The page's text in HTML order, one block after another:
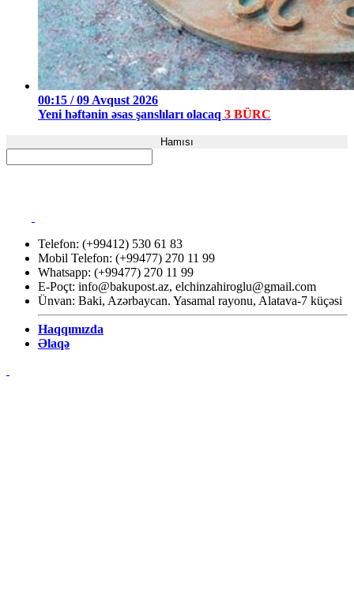
00:15 / 09 Avqust 2026
Yeni həftənin əsas şanslıları olacaq 3 BÜRC
Hamısı
Telefon: (+99412) 530 61 83
Mobil Telefon: (+99477) 270 11 99
Whatsapp: (+99477) 270 11 99
E-Poçt: info@bakupost.az, elchinzahiroglu@gmail.com
Ünvan: Baki, Azərbaycan. Yasamal rayonu, Alatava-7 küçəsi
Haqqımızda
Əlaqə